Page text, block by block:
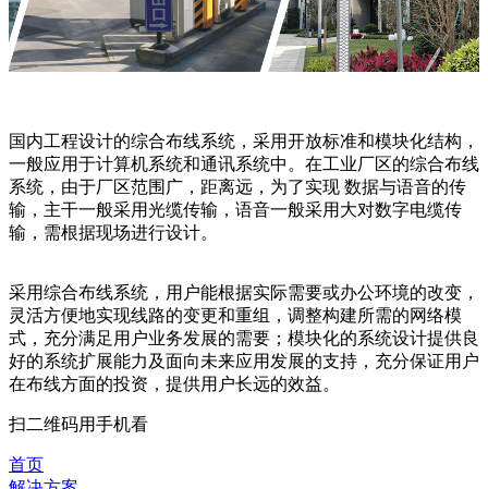
国内工程设计的综合布线系统，采用开放标准和模块化结构，
一般应用于计算机系统和通讯系统中。在工业厂区的综合布线
系统，由于厂区范围广，距离远，为了实现 数据与语音的传
输，主干一般采用光缆传输，语音一般采用大对数字电缆传
输，需根据现场进行设计。
采用综合布线系统，用户能根据实际需要或办公环境的改变，
灵活方便地实现线路的变更和重组，调整构建所需的网络模
式，充分满足用户业务发展的需要；模块化的系统设计提供良
好的系统扩展能力及面向未来应用发展的支持，充分保证用户
在布线方面的投资，提供用户长远的效益。
扫二维码用手机看
首页